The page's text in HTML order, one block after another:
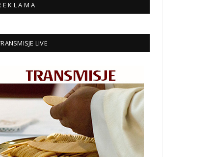
E K L A M A
LIVE